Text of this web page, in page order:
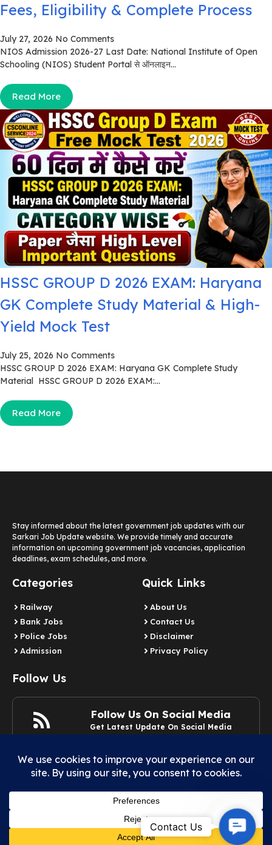
Fees, Eligibility & Complete Process
July 27, 2026 No Comments
NIOS Admission 2026-27 Last Date: National Institute of Open
Schooling (NIOS) Student Portal से ऑनलाइन...
Read More
HSSC GROUP D 2026 EXAM: Haryana
GK Complete Study Material & High-
Yield Mock Test
July 25, 2026 No Comments
HSSC GROUP D 2026 EXAM: Haryana GK Complete Study
Material HSSC GROUP D 2026 EXAM:...
Read More
Stay informed about the latest government job updates with our
Sarkari Job Update website. We provide timely and accurate
information on upcoming government job vacancies, application
deadlines, exam schedules, and more.
Categories
Railway
Bank Jobs
Police Jobs
Admission
Quick Links
About Us
Contact Us
Disclaimer
Privacy Policy
Follow Us
Follow Us On Social Media
Get Latest Update On Social Media
© 2025 Example.com | All rights reserved.
Contact
Us
Contact Us